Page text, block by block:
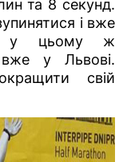
та 8 секунд.
і вже
у цьому ж
вже у Львові.
свій